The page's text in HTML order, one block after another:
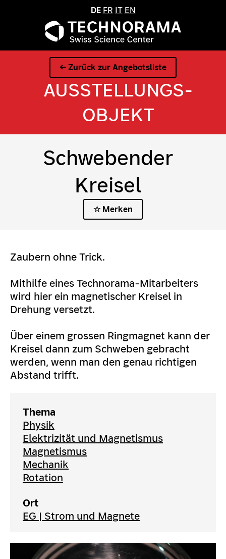
DE FR IT EN
← Zurück zur Angebotsliste
AUSSTELLUNGS­
OBJEKT
Schwebender
Kreisel
☆ Merken
Zaubern ohne Trick.
Mithilfe eines Technorama-Mitarbeiters
wird hier ein magnetischer Kreisel in
Drehung versetzt.
Über einem grossen Ringmagnet kann der
Kreisel dann zum Schweben gebracht
werden, wenn man den genau richtigen
Abstand trifft.
Thema
Physik
Elektrizität und Magnetismus
Magnetismus
Mechanik
Rotation
Ort
EG | Strom und Magnete